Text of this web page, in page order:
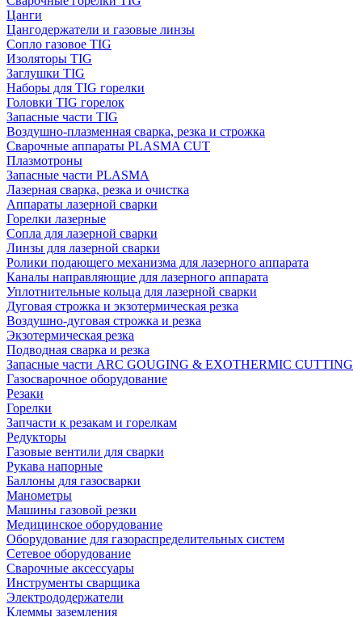
Цанги
Цангодержатели и газовые линзы
Сопло газовое TIG
Изоляторы TIG
Заглушки TIG
Наборы для TIG горелки
Головки TIG горелок
Запасные части TIG
Воздушно-плазменная сварка, резка и строжка
Сварочные аппараты PLASMA CUT
Плазмотроны
Запасные части PLASMA
Лазерная сварка, резка и очистка
Аппараты лазерной сварки
Горелки лазерные
Сопла для лазерной сварки
Линзы для лазерной сварки
Ролики подающего механизма для лазерного аппарата
Каналы направляющие для лазерного аппарата
Уплотнительные кольца для лазерной сварки
Дуговая строжка и экзотермическая резка
Воздушно-дуговая строжка и резка
Экзотермическая резка
Подводная сварка и резка
Запасные части ARC GOUGING & EXOTHERMIC CUTTING
Газосварочное оборудование
Резаки
Горелки
Запчасти к резакам и горелкам
Редукторы
Газовые вентили для сварки
Рукава напорные
Баллоны для газосварки
Манометры
Машины газовой резки
Медицинское оборудование
Оборудование для газораспределительных систем
Сетевое оборудование
Сварочные аксессуары
Инструменты сварщика
Электрододержатели
Клеммы заземления